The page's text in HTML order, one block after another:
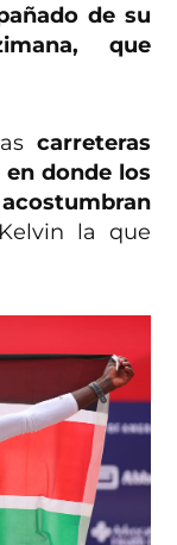
de su
que
carreteras
donde los
la que